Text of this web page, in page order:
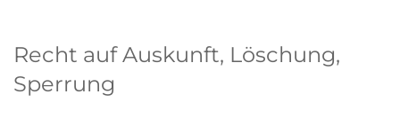
Recht auf Auskunft, Löschung,
Sperrung